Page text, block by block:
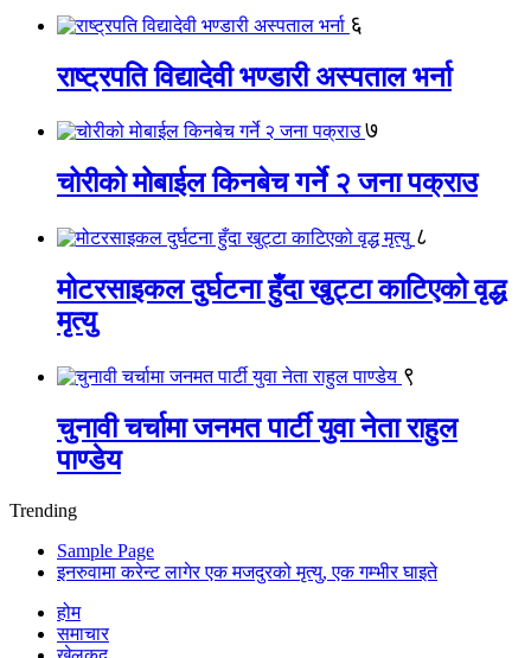
६
राष्ट्रपति विद्यादेवी भण्डारी अस्पताल भर्ना
७
चोरीको मोबाईल किनबेच गर्ने २ जना पक्राउ
८
मोटरसाइकल दुर्घटना हुँदा खुट्टा काटिएको वृद्ध
मृत्यु
९
चुनावी चर्चामा जनमत पार्टी युवा नेता राहुल
पाण्डेय
Trending
Sample Page
इनरुवामा करेन्ट लागेर एक मजदुरको मृत्यु, एक गम्भीर घाइते
होम
समाचार